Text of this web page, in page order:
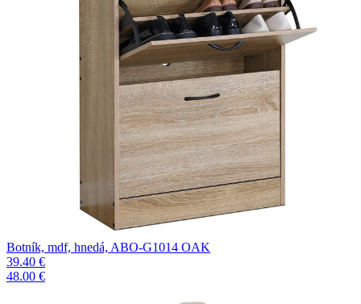
Botník, mdf, hnedá, ABO-G1014 OAK
39.40 €
48.00 €